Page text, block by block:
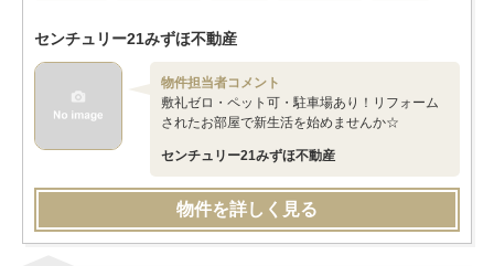
センチュリー21みずほ不動産
物件担当者コメント
敷礼ゼロ・ペット可・駐車場あり！リフォーム
されたお部屋で新生活を始めませんか☆
センチュリー21みずほ不動産
物件を詳しく見る